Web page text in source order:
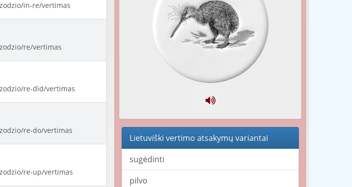
in-re/vertimas
re/vertimas
re-did/vertimas
re-do/vertimas
re-up/vertimas
Lietuviški vertimo atsakymų variantai
sugėdinti
pilvo